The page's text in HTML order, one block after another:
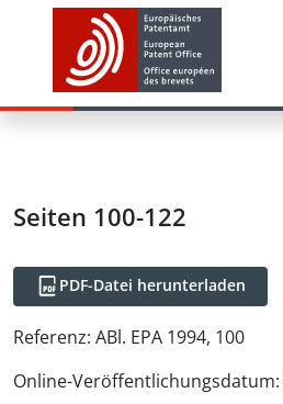
Seiten 100-122
PDF-Datei herunterladen
Referenz: ABl. EPA 1994, 100
Online-Veröffentlichungsdatum: